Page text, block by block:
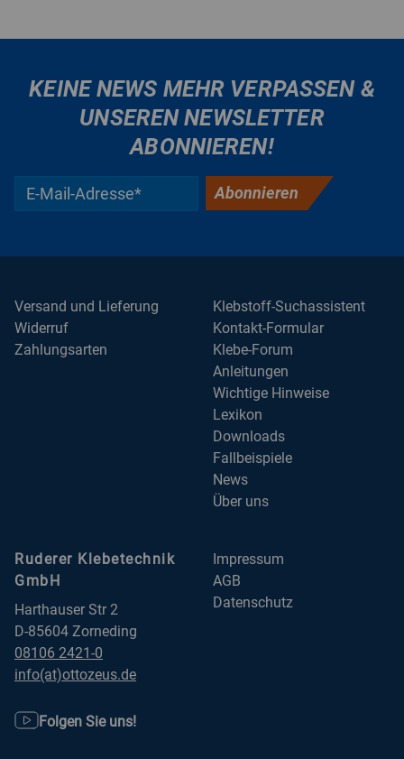
KEINE NEWS MEHR VERPASSEN &
UNSEREN NEWSLETTER
ABONNIEREN!
Abonnieren
Klebstoff-Suchassistent
Kontakt-Formular
Klebe-Forum
Anleitungen
Wichtige Hinweise
Lexikon
Downloads
Fallbeispiele
News
Über uns
Versand und Lieferung
Widerruf
Zahlungsarten
Ruderer Klebetechnik
GmbH
Harthauser Str 2
D-85604 Zorneding
08106 2421-0
info(at)ottozeus.de
Folgen Sie uns!
Impressum
AGB
Datenschutz